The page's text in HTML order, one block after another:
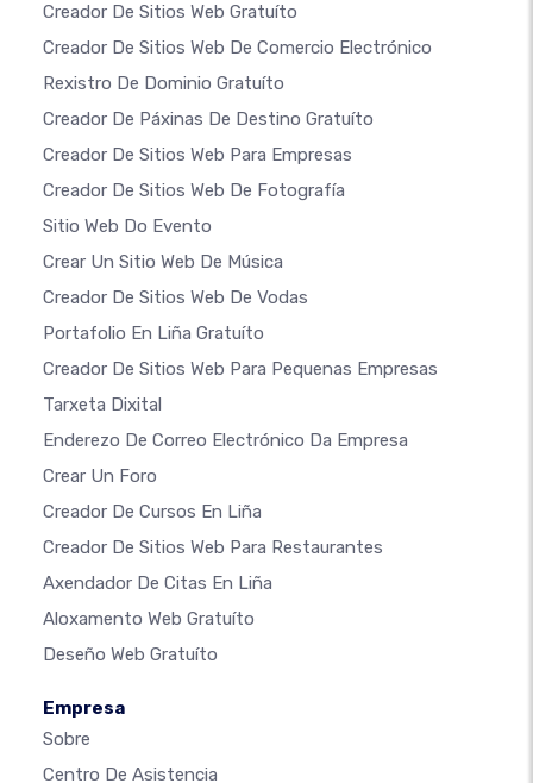
Creador De Sitios Web Gratuíto
Creador De Sitios Web De Comercio Electrónico
Rexistro De Dominio Gratuíto
Creador De Páxinas De Destino Gratuíto
Creador De Sitios Web Para Empresas
Creador De Sitios Web De Fotografía
Sitio Web Do Evento
Crear Un Sitio Web De Música
Creador De Sitios Web De Vodas
Portafolio En Liña Gratuíto
Creador De Sitios Web Para Pequenas Empresas
Tarxeta Dixital
Enderezo De Correo Electrónico Da Empresa
Crear Un Foro
Creador De Cursos En Liña
Creador De Sitios Web Para Restaurantes
Axendador De Citas En Liña
Aloxamento Web Gratuíto
Deseño Web Gratuíto
Empresa
Sobre
Centro De Asistencia